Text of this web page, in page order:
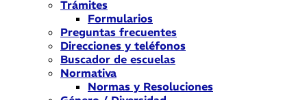
Trámites
Formularios
Preguntas frecuentes
Direcciones y teléfonos
Buscador de escuelas
Normativa
Normas y Resoluciones